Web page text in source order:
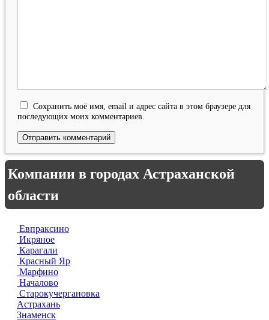
Сохранить моё имя, email и адрес сайта в этом браузере для
последующих моих комментариев.
Компании в городах Астраханской
области
Евпраксино
Икряное
Карагали
Красный Яр
Марфино
Началово
Старокучергановка
Астрахань
Знаменск